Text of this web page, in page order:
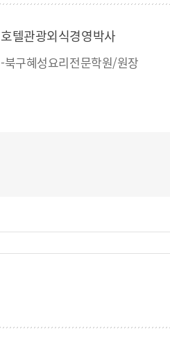
호텔관광외식경영박사
-북구혜성요리전문학원/원장